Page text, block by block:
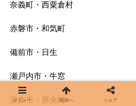
奈義町・西粟倉村
赤磐市・和気町
備前市・日生
瀬戸内市・牛窓
美作市・勝央町
メニュー 先頭へ シェア